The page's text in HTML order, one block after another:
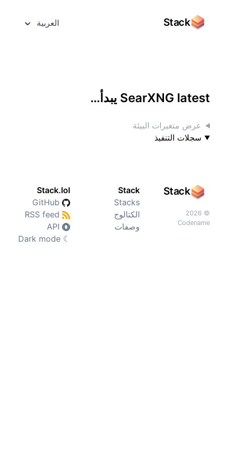
Stack العربية
SearXNG latest يبدأ…
عرض متغيرات البيئة
سجلات التنفيذ
Stack
© 2026
Codename
Stack
Stacks
الكتالوج
وصفات
Stack.lol
☾
Dark mode